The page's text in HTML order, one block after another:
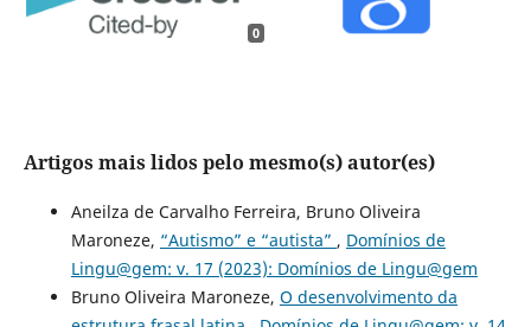
0
Artigos mais lidos pelo mesmo(s) autor(es)
Aneilza de Carvalho Ferreira, Bruno Oliveira
Maroneze, “Autismo” e “autista” , Domínios de
Lingu@gem: v. 17 (2023): Domínios de Lingu@gem
Bruno Oliveira Maroneze, O desenvolvimento da